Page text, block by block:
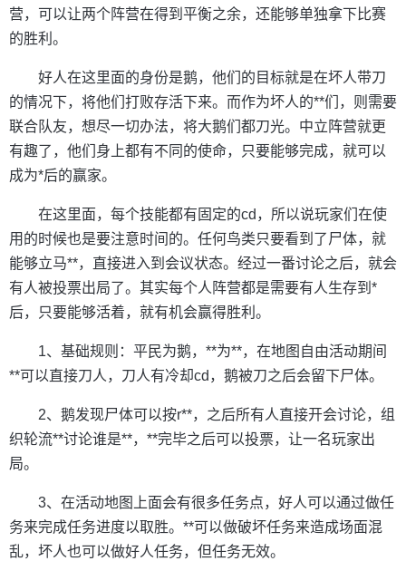
营，可以让两个阵营在得到平衡之余，还能够单独拿下比赛
的胜利。
好人在这里面的身份是鹅，他们的目标就是在坏人带刀
的情况下，将他们打败存活下来。而作为坏人的**们，则需要
联合队友，想尽一切办法，将大鹅们都刀光。中立阵营就更
有趣了，他们身上都有不同的使命，只要能够完成，就可以
成为*后的赢家。
在这里面，每个技能都有固定的cd，所以说玩家们在使
用的时候也是要注意时间的。任何鸟类只要看到了尸体，就
能够立马**，直接进入到会议状态。经过一番讨论之后，就会
有人被投票出局了。其实每个人阵营都是需要有人生存到*
后，只要能够活着，就有机会赢得胜利。
1、基础规则：平民为鹅，**为**，在地图自由活动期间
**可以直接刀人，刀人有冷却cd，鹅被刀之后会留下尸体。
2、鹅发现尸体可以按r**，之后所有人直接开会讨论，组
织轮流**讨论谁是**，**完毕之后可以投票，让一名玩家出
局。
3、在活动地图上面会有很多任务点，好人可以通过做任
务来完成任务进度以取胜。**可以做破坏任务来造成场面混
乱，坏人也可以做好人任务，但任务无效。